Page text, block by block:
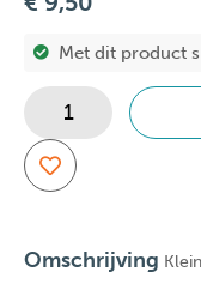
Met dit product
Omschrijving